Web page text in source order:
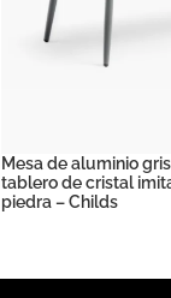
Mesa de aluminio
tablero de cristal
piedra – Childs